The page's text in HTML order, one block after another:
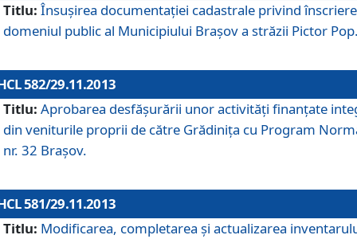
Titlu: Însuşirea documentaţiei cadastrale privind
domeniul public al Municipiului Braşov a străzii Pictor
582/29.11.2013
Titlu: Aprobarea desfăşurării unor activităţi finanţate
din veniturile proprii de către Grădiniţa cu Program
nr. 32 Braşov.
581/29.11.2013
Titlu: Modificarea, completarea şi actualizarea